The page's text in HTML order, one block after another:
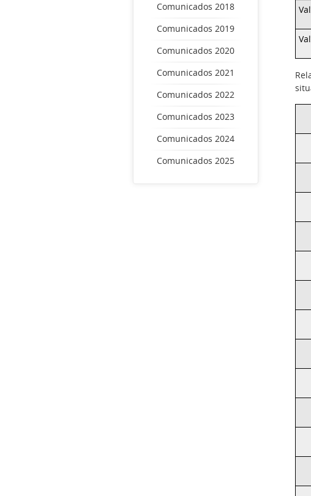
Comunicados 2018
Comunicados 2019
Comunicados 2020
Comunicados 2021
Comunicados 2022
Comunicados 2023
Comunicados 2024
Comunicados 2025